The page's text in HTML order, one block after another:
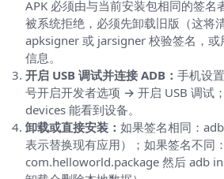
APK 必须由与当前安装包相同的签名
被系统拒绝，必须先卸载旧版（这将
apksigner 或 jarsigner 校验签名，或
信息。
开启 USB 调试并连接 ADB： 手机设
号开启开发者选项 → 开启 USB 调试
devices 能看到设备。
卸载或直接安装： 如果签名相同：
表示替换现有应用）；如果签名不同
com.helloworld.package 然后 adb